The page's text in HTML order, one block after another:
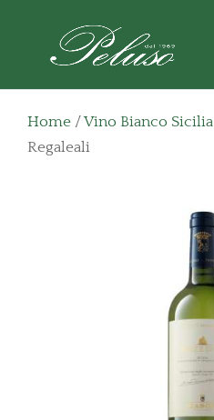
Home /Vino Bianco Sicilia
Regaleali